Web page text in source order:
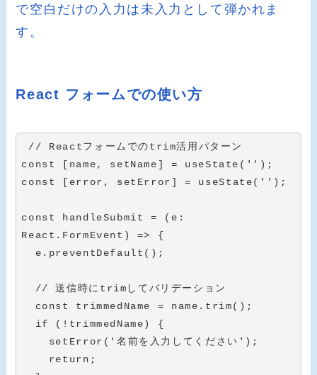
で空白だけの入力は未入力として弾かれま
す。
React フォームでの使い方
// Reactフォームでのtrim活用パターン
const
[ name, setName] = useState ( '' ) ;
const
[ error , setError] = useState( '' ) ;
const handleSubmit = ( e :
React . FormEvent ) =>
{
  e
. preventDefault ( ) ;
// 送信時にtrimしてバリデーション
const
trimmedName = name . trim( ) ;
if
( ! trimmedName)
{
setError ( '名前を入力してください' ) ;
return ;